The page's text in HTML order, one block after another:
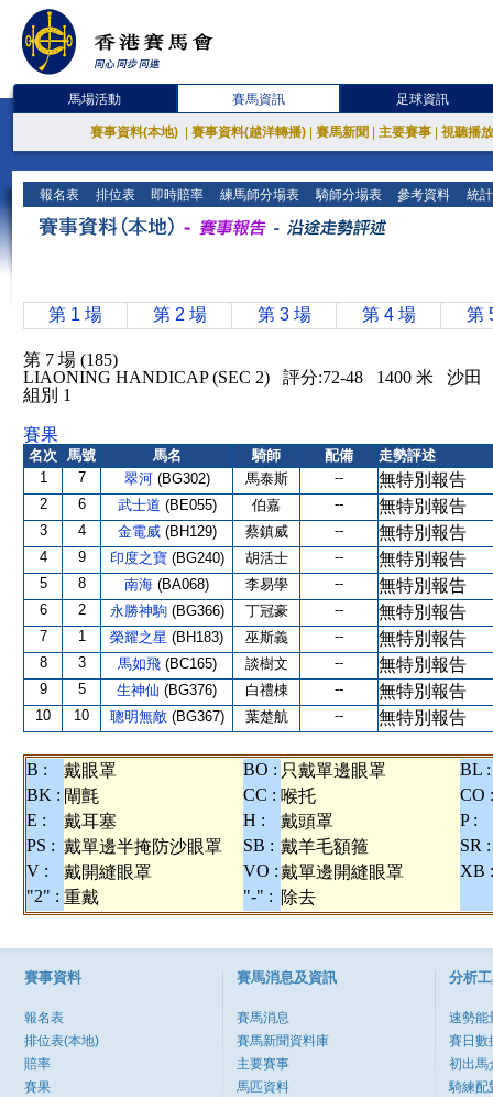
馬場活動 賽馬資訊 足球資訊
賽事資料(本地) 賽事資料(越洋轉播) 賽馬新聞 主要賽事 視聽播
報名表 排位表 即時賠率 練馬師分場表 騎師分場表 參考資料 統
第 1 場 第 2 場 第 3 場 第 4 場 第
第 7 場 (185)
LIAONING HANDICAP (SEC 2) 評分:72-48 1400 米 沙田
組別 1
賽果
名次 馬號 馬名 騎師 配備
走勢評述
1
7 翠河 (BG302) 馬泰斯 -- 無特別報告
2 6 武士道 (BE055) 伯嘉 -- 無特別報告
3 4 金電威 (BH129) 蔡鎮威 -- 無特別報告
4 9 印度之寶 (BG240) 胡活士 -- 無特別報告
5 8 南海 (BA068) 李易學 -- 無特別報告
6 2 永勝神駒 (BG366) 丁冠豪 -- 無特別報告
7 1 榮耀之星 (BH183) 巫斯義 -- 無特別報告
8 3 馬如飛 (BC165) 談樹文 -- 無特別報告
9 5 生神仙 (BG376) 白禮棟 -- 無特別報告
10 10 聰明無敵 (BG367) 葉楚航 -- 無特別報告
B : 戴眼罩 BO : 只戴單邊眼罩
BL :
BK : 閘氈 CC : 喉托
CO :
E :
戴耳塞 H : 戴頭罩
P :
PS : 戴單邊半掩防沙眼罩 SB : 戴羊毛額箍
SR :
V :
戴開縫眼罩 VO :戴單邊開縫眼罩
XB :
"2" : 重戴 "-" : 除去
賽事資料
報名表
排位表(本地)
賠率
賽果
賽馬消息及資訊
賽馬消息
賽馬新聞資料庫
主要賽事
馬匹資料
分析
速勢能
賽日數
初出馬
騎練配